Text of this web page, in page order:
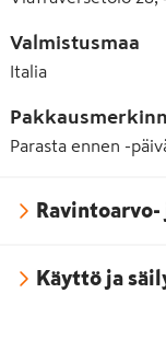
Valmistusmaa
Italia
Parasta ennen -
Käyttö ja